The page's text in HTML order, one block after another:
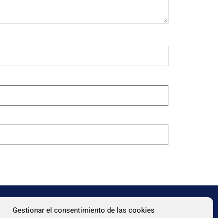
Gestionar el consentimiento de las cookies
TEXTOS LEGALES